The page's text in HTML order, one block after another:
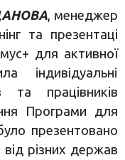
, менеджер
та презентаці
для активної
індивідуальні
та працівників
Програми для
презентовано
від різних держав